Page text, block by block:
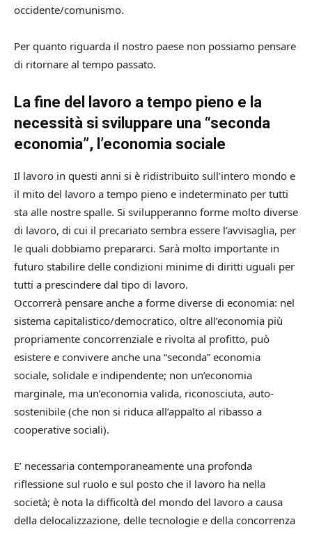
occidente/comunismo.
Per quanto riguarda il nostro paese non possiamo pensare
di ritornare al tempo passato.
La fine del lavoro a tempo pieno e la
necessità si sviluppare una “seconda
economia”, l’economia sociale
Il lavoro in questi anni si è ridistribuito sull’intero mondo e
il mito del lavoro a tempo pieno e indeterminato per tutti
sta alle nostre spalle. Si svilupperanno forme molto diverse
di lavoro, di cui il precariato sembra essere l’avvisaglia, per
le quali dobbiamo prepararci. Sarà molto importante in
futuro stabilire delle condizioni minime di diritti uguali per
tutti a prescindere dal tipo di lavoro.
Occorrerà pensare anche a forme diverse di economia: nel
sistema capitalistico/democratico, oltre all’economia più
propriamente concorrenziale e rivolta al profitto, può
esistere e convivere anche una “seconda” economia
sociale, solidale e indipendente; non un’economia
marginale, ma un’economia valida, riconosciuta, auto-
sostenibile (che non si riduca all’appalto al ribasso a
cooperative sociali).
E’ necessaria contemporaneamente una profonda
riflessione sul ruolo e sul posto che il lavoro ha nella
società; è nota la difficoltà del mondo del lavoro a causa
della delocalizzazione, delle tecnologie e della concorrenza